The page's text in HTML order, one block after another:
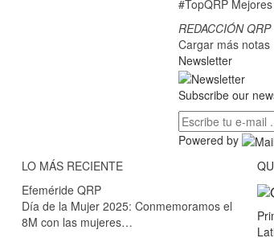
#TopQRP
REDACCIÓN QRP
Cargar más notas
Newsletter
Subscribe our
Powered by
LO MÁS RECIENTE
Efeméride QRP
Día de la Mujer 2025: Conmemoramos el
8M con las mujeres…